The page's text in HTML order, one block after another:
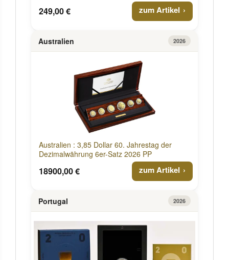
249,00 € zum Artikel
Australien 2026
Australien : 3,85 Dollar 60. Jahrestag der
Dezimalwährung 6er-Satz 2026 PP
18900,00 € zum Artikel
Portugal 2026